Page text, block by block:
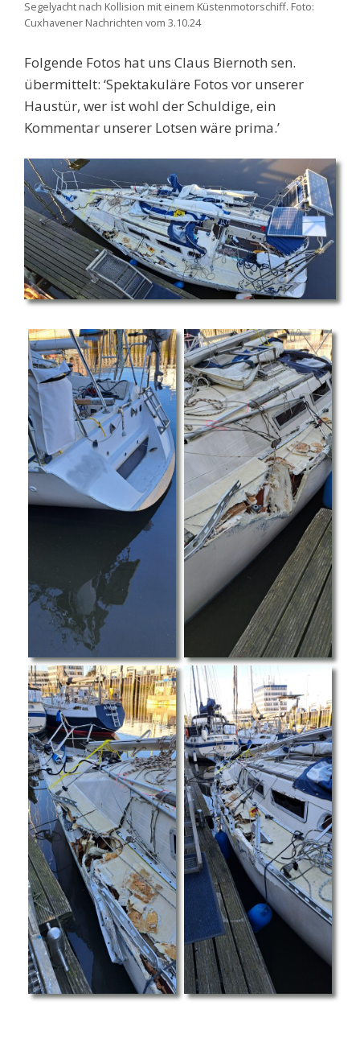
Segelyacht nach Kollision mit einem Küstenmotorschiff. Foto:
Cuxhavener Nachrichten vom 3.10.24
Folgende Fotos hat uns Claus Biernoth sen.
übermittelt: ‘Spektakuläre Fotos vor unserer
Haustür, wer ist wohl der Schuldige, ein
Kommentar unserer Lotsen wäre prima.’